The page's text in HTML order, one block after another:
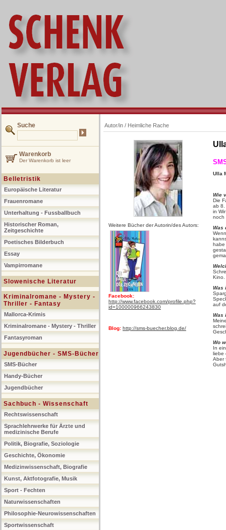
Suche
Warenkorb
Der Warenkorb ist leer
Belletristik
Europäische Literatur
Frauenromane
Unterhaltung - Fussballbuch
Historischer Roman,
Zeitgeschichte
Poetisches Bilderbuch
Essay
Vampirromane
Slowenische Literatur
Kriminalromane - Mystery -
Thriller - Fantasy
Mallorca-Krimis
Kriminalromane - Mystery - Thriller
Fantasyroman
Jugendbücher - SMS-Bücher
SMS-Bücher
Handy-Bücher
Jugendbücher
Sachbuch - Wissenschaft
Rechtswissenschaft
Sprachlehrwerke für Ärzte und
medizinische Berufe
Politik, Biografie, Soziologie
Geschichte, Ökonomie
Medizinwissenschaft, Biografie
Kunst, Aktfotografie, Musik
Sport - Fechten
Naturwissenschaften
Philosophie-Neurowissenschaften
Sportwissenschaft
Autor/in / Heimliche Rache
Weitere Bücher der Autorin/des Autors:
Facebook:
http://www.facebook.com/profile.php?
id=100000966243830
Blog: http://sms-buecher.blog.de/
Ulla
Wie
Die
ab 8.
in
noch
Was
habe
Kino.
Was
auf
Was
Wo
In
liebe
Aber